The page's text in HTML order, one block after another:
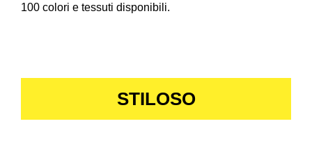
100 colori e tessuti disponibili.
STILOSO